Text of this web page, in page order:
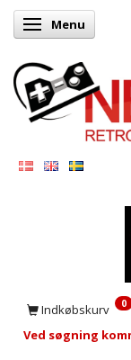
Skifte navigation
Menu
Indkøbskurv 0
Ved søgning